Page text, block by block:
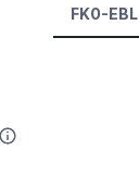
FK0-EBL